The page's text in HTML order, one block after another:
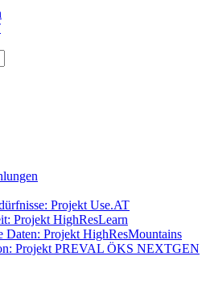
Projekt Use.AT
Projekt HighResLearn
Daten: Projekt HighResMountains
Projekt PREVAL ÖKS NEXTGEN